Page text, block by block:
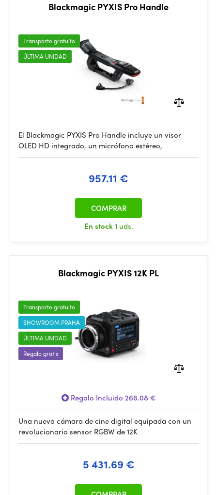
Blackmagic PYXIS Pro Handle
Transporte gratuito
ÚLTIMA UNIDAD
El Blackmagic PYXIS Pro Handle incluye un visor
OLED HD integrado, un micrófono estéreo,
957.11 €
En stock1 uds.
COMPRAR
Blackmagic PYXIS 12K PL
Transporte gratuito
SHOWROOM PRAHA
ÚLTIMA UNIDAD
Regalo gratis
Regalo Incluido 266.08 €
Una nueva cámara de cine digital equipada con un
revolucionario sensor RGBW de 12K
5 431.69 €